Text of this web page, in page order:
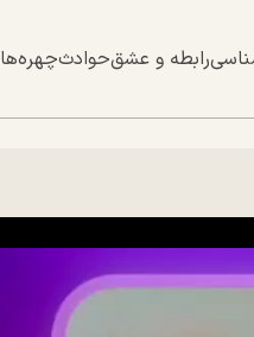
رابطه و عشقحوادثچهره‌ها